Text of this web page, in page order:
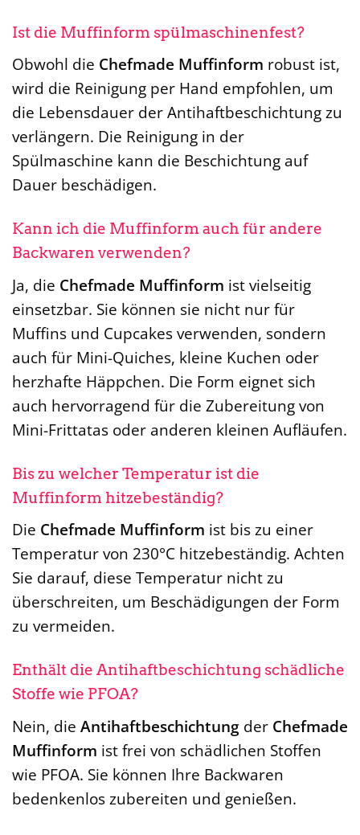
Ist die Muffinform spülmaschinenfest?
Obwohl die Chefmade Muffinform robust ist,
wird die Reinigung per Hand empfohlen, um
die Lebensdauer der Antihaftbeschichtung zu
verlängern. Die Reinigung in der
Spülmaschine kann die Beschichtung auf
Dauer beschädigen.
Kann ich die Muffinform auch für andere
Backwaren verwenden?
Ja, die Chefmade Muffinform ist vielseitig
einsetzbar. Sie können sie nicht nur für
Muffins und Cupcakes verwenden, sondern
auch für Mini-Quiches, kleine Kuchen oder
herzhafte Häppchen. Die Form eignet sich
auch hervorragend für die Zubereitung von
Mini-Frittatas oder anderen kleinen Aufläufen.
Bis zu welcher Temperatur ist die
Muffinform hitzebeständig?
Die Chefmade Muffinform ist bis zu einer
Temperatur von 230°C hitzebeständig. Achten
Sie darauf, diese Temperatur nicht zu
überschreiten, um Beschädigungen der Form
zu vermeiden.
Enthält die Antihaftbeschichtung schädliche
Stoffe wie PFOA?
Nein, die Antihaftbeschichtung der Chefmade
Muffinform ist frei von schädlichen Stoffen
wie PFOA. Sie können Ihre Backwaren
bedenkenlos zubereiten und genießen.